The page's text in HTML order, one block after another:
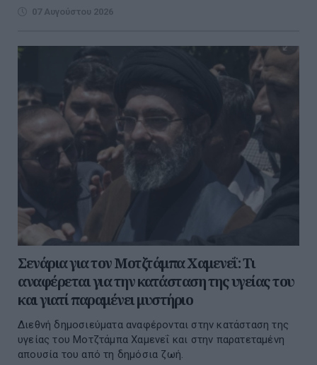
07 Αυγούστου 2026
Σενάρια για τον Μοτζτάμπα Χαμενεΐ: Τι
αναφέρεται για την κατάσταση της υγείας του
και γιατί παραμένει μυστήριο
Διεθνή δημοσιεύματα αναφέρονται στην κατάσταση της
υγείας του Μοτζτάμπα Χαμενεΐ και στην παρατεταμένη
απουσία του από τη δημόσια ζωή.